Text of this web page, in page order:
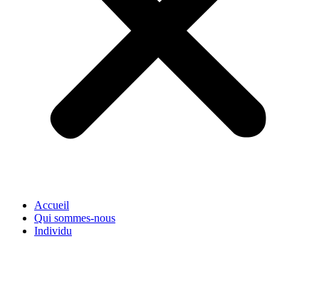
Accueil
Qui sommes-nous
Individu